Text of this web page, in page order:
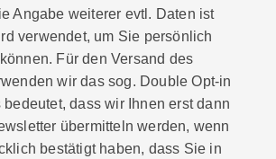
Angabe weiterer evtl. Daten ist
verwendet, um Sie persönlich
Für den Versand des
wir das sog. Double Opt-in
dass wir Ihnen erst dann
übermitteln werden, wenn
bestätigt haben, dass Sie in